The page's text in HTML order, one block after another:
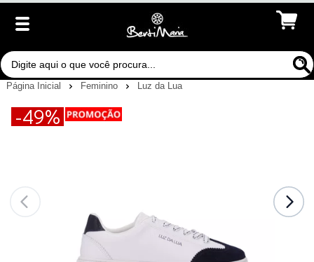
Página Inicial Feminino Luz da Lua
-49%